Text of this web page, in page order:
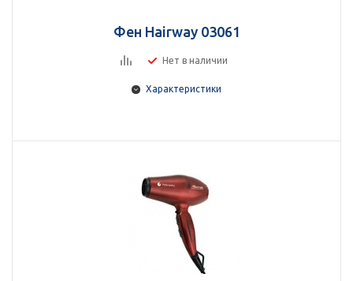
Фен Hairway 03061
Нет в наличии
Характеристики